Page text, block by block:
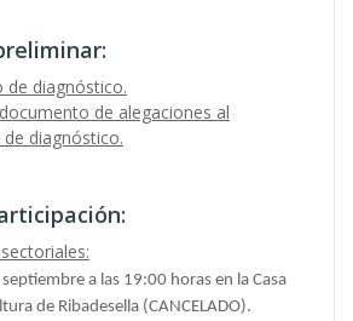
de diagnóstico.
de alegaciones al
diagnóstico.
a las 19:00 horas en la Casa
de Ribadesella (CANCELADO).